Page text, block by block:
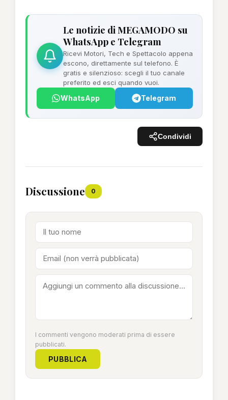
Le notizie di MEGAMODO su
WhatsApp e Telegram
Ricevi Motori, Tech e Spettacolo appena
escono, direttamente sul telefono. È
gratis e silenzioso: scegli il tuo canale
preferito ed esci quando vuoi.
WhatsApp Telegram
Condividi
Discussione 0
I commenti vengono moderati prima di essere
pubblicati.
PUBBLICA